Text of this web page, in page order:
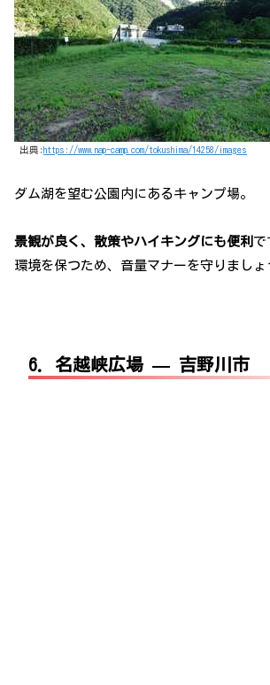
出典: https://www.nap-camp.com/tokushima/14258/images
ダム湖を望む公園内にあるキャンプ場。
景観が良く、散策やハイキングにも便利 で
環境を保つため、音量マナーを守りましょ
6. 名越峡広場 — 吉野川市